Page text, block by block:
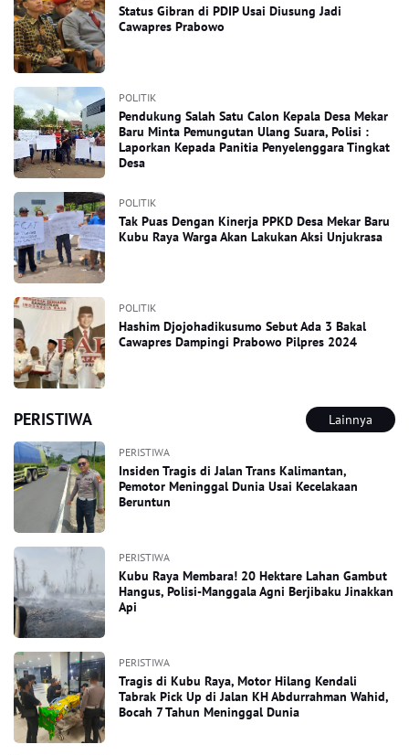
Status Gibran di PDIP Usai Diusung Jadi
Cawapres Prabowo
POLITIK
Pendukung Salah Satu Calon Kepala Desa Mekar
Baru Minta Pemungutan Ulang Suara, Polisi :
Laporkan Kepada Panitia Penyelenggara Tingkat
Desa
POLITIK
Tak Puas Dengan Kinerja PPKD Desa Mekar Baru
Kubu Raya Warga Akan Lakukan Aksi Unjukrasa
POLITIK
Hashim Djojohadikusumo Sebut Ada 3 Bakal
Cawapres Dampingi Prabowo Pilpres 2024
PERISTIWA Lainnya
PERISTIWA
Insiden Tragis di Jalan Trans Kalimantan,
Pemotor Meninggal Dunia Usai Kecelakaan
Beruntun
PERISTIWA
Kubu Raya Membara! 20 Hektare Lahan Gambut
Hangus, Polisi-Manggala Agni Berjibaku Jinakkan
Api
PERISTIWA
Tragis di Kubu Raya, Motor Hilang Kendali
Tabrak Pick Up di Jalan KH Abdurrahman Wahid,
Bocah 7 Tahun Meninggal Dunia